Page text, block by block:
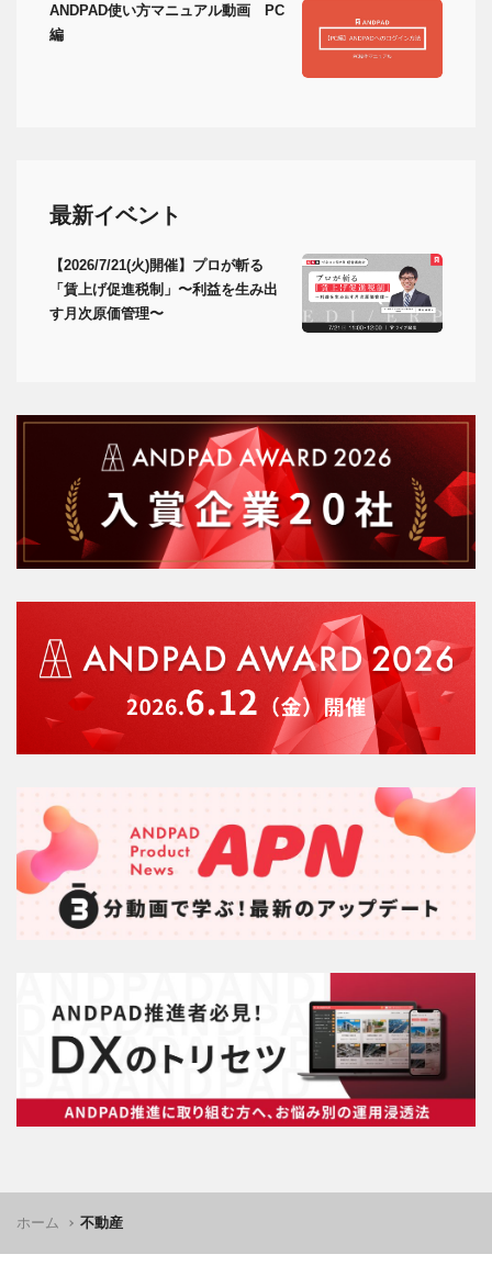
ANDPAD使い方マニュアル動画 PC
編
最新イベント
【2026/7/21(火)開催】プロが斬る
「賃上げ促進税制」〜利益を生み出
す月次原価管理〜
ホーム 不動産